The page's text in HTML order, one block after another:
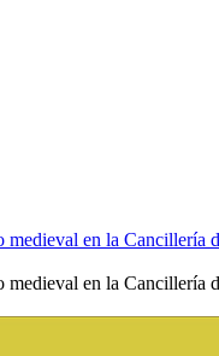
medieval en la Cancillería
medieval en la Cancillería